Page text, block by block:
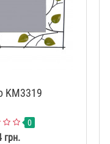
KM3319
0
грн.